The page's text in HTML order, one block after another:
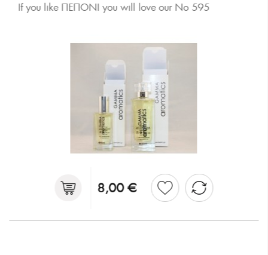
If you like ΠΕΠΟΝΙ you will love our No 595
8,00 €